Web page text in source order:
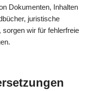
Dokumenten, Inhalten
juristische
wir für fehlerfreie